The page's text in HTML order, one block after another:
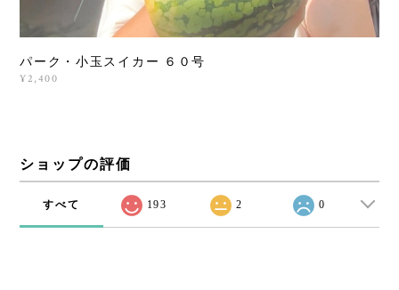
パーク・小玉スイカー ６０号
¥2,400
ショップの評価
すべて 193 2 0